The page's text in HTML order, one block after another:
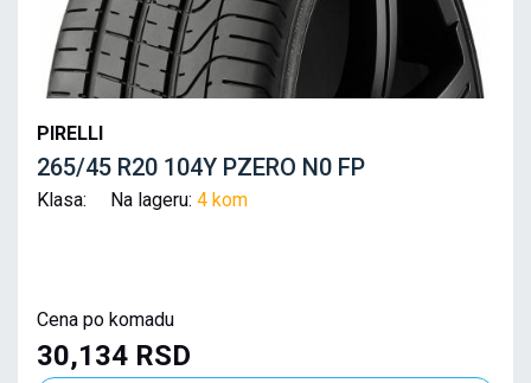
PIRELLI
265/45 R20 104Y PZERO N0 FP
Klasa: Na lageru: 4 kom
Cena po komadu
30,134 RSD